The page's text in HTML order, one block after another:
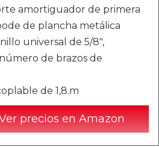
amortiguador de primera
de plancha metálica
universal de 5/8",
de brazos de
de 1,8.m
precios en Amazon